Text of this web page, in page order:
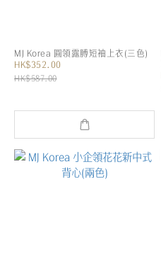
MJ Korea 圓領露膊短袖上衣(三色)
HK$352.00
HK$587.00